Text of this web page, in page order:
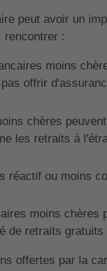
peut avoir un
rencontrer :
moins
offrir
chères
les retraits à
réactif ou moins
moins chères
de retraits gratuits
offertes par la